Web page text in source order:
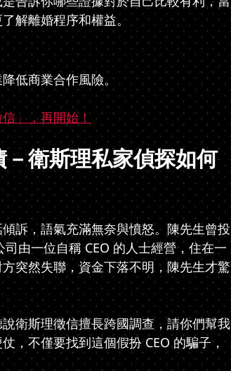
解離婚程序和權益。
低商業合作風險。
」，再開始！
衛斯理私家偵探如何
訴，語氣充滿無奈與憤怒。陳先生曾投
由一位自稱 CEO 的人士經營，住在一
突然失聯，資金下落不明，陳先生才驚
衛斯理徵信擅長跨國調查，請你們幫我
，不僅要找到這個假扮 CEO 的騙子，